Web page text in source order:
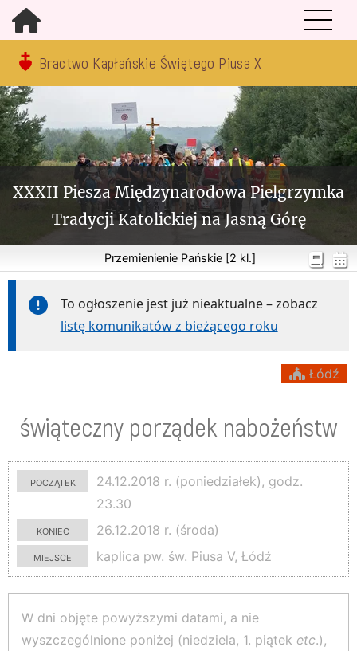
Bractwo Kapłańskie Świętego Piusa X
XXXII Piesza Międzynarodowa Pielgrzymka
Tradycji Katolickiej na Jasną Górę
Przemienienie Pańskie [2 kl.]
To ogłoszenie jest już nieaktualne – zobacz
listę komunikatów z bieżącego roku
Łódź
świąteczny porządek nabożeństw
początek
24.12.2018 r. (poniedziałek), godz.
23.30
koniec
26.12.2018 r. (środa)
miejsce
kaplica pw. św. Piusa V, Łódź
W dni objęte powyższymi datami, a nie
wyszczególnione poniżej (niedziela, 1. piątek etc.),